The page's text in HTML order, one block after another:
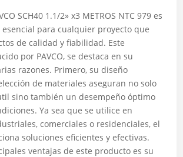
SCH40 1.1/2» x3 METROS NTC 979 es
para cualquier proyecto que
de calidad y fiabilidad. Este
por PAVCO, se destaca en su
razones. Primero, su diseño
de materiales aseguran no solo
sino también un desempeño óptimo
Ya sea que se utilice en
comerciales o residenciales, el
soluciones eficientes y efectivas.
ventajas de este producto es su